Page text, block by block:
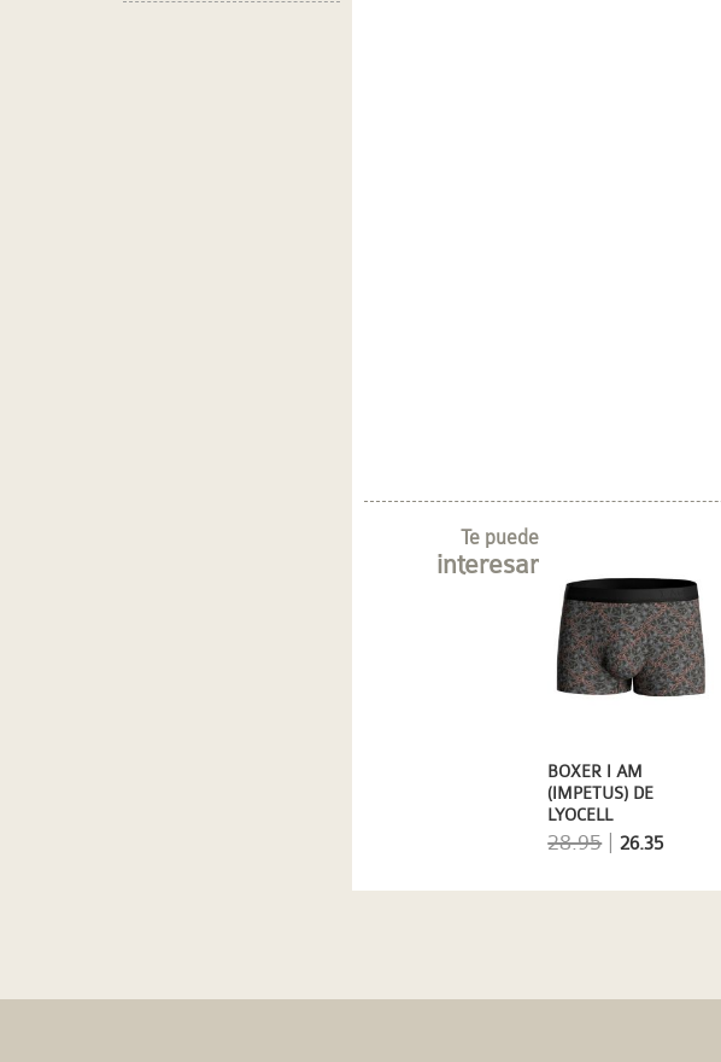
BOXER I AM
(IMPETUS) DE
LYOCELL
ESTAMPADO EN GRIS
28.95|26.35
Te puede
interesar